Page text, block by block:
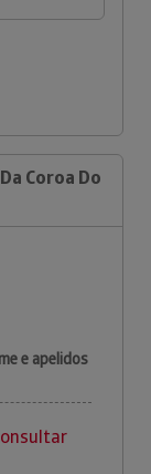
Coroa Do
e apelidos